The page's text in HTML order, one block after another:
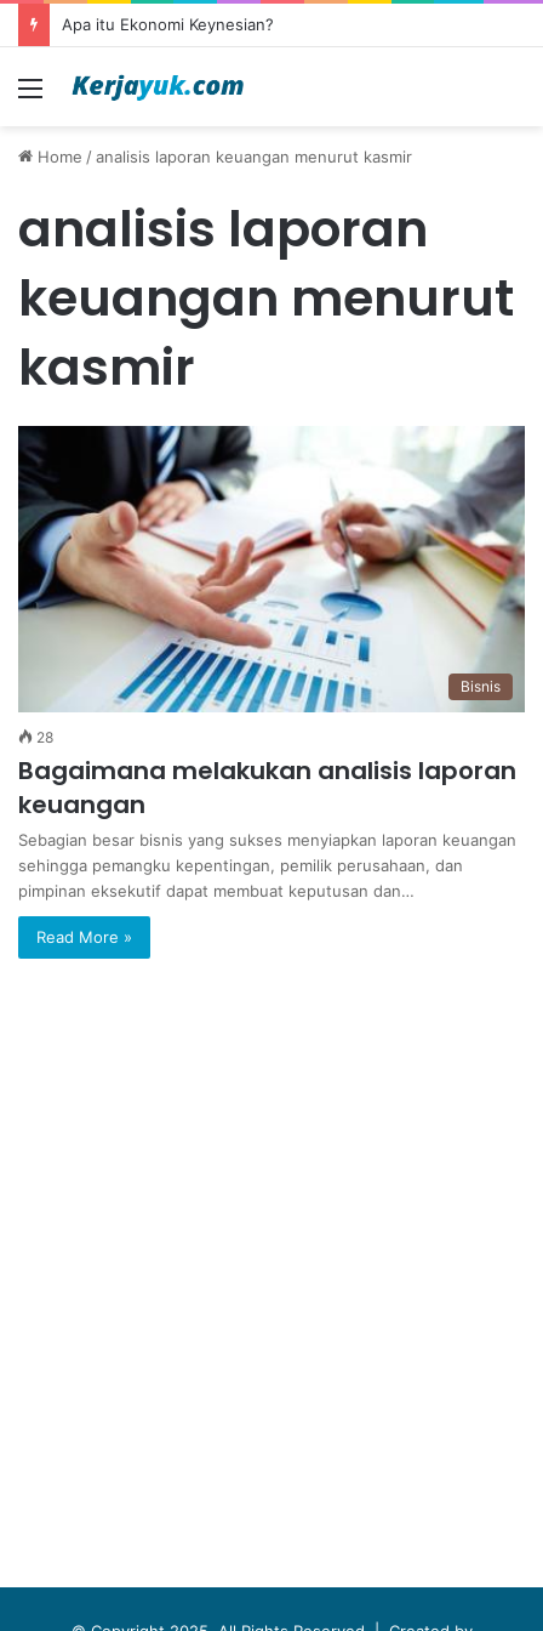
Apa itu Ekonomi Keynesian?
Menu
Home /analisis laporan keuangan menurut kasmir
analisis laporan
keuangan menurut
kasmir
Bisnis
28
Bagaimana melakukan analisis laporan
keuangan
Sebagian besar bisnis yang sukses menyiapkan laporan keuangan
sehingga pemangku kepentingan, pemilik perusahaan, dan
pimpinan eksekutif dapat membuat keputusan dan…
Read More »